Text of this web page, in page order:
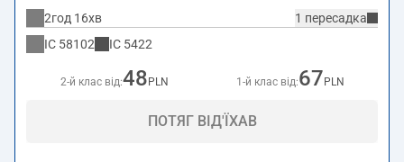
1 пересадка
2год 16хв
IC 58102 IC 5422
2-й клас від:48 PLN 1-й клас від:67 PLN
ПОТЯГ ВІД'ЇХАВ